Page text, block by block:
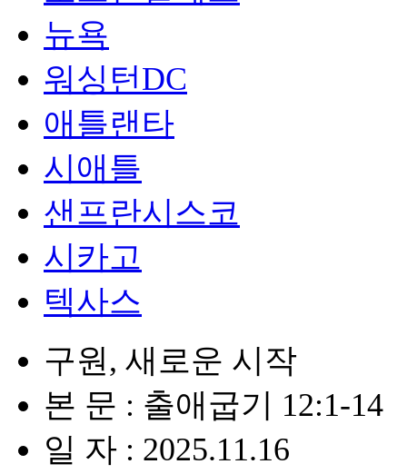
뉴욕
워싱턴DC
애틀랜타
시애틀
샌프란시스코
시카고
텍사스
구원, 새로운 시작
본 문 : 출애굽기 12:1-14
일 자 : 2025.11.16